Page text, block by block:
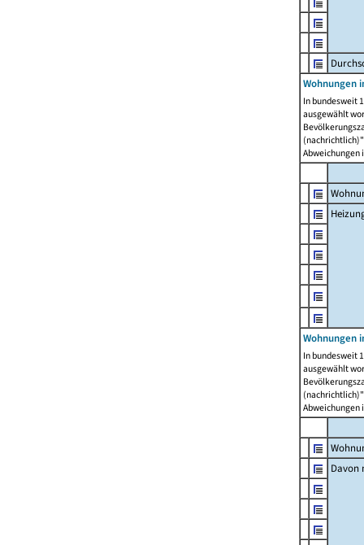
Wohnungen
In bundesweit
ausgewählt
Abweichungen
Wohnungen
In bundesweit
ausgewählt
Abweichungen
Davon